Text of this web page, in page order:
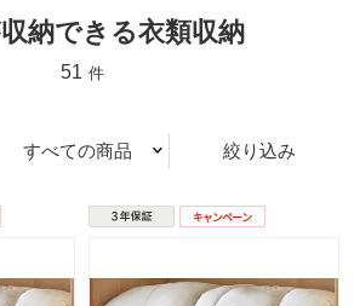
納できる衣類収納
51 件
すべての商品 絞り込み